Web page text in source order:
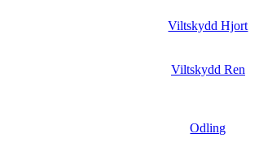
Viltskydd Hjort
Viltskydd Ren
Odling